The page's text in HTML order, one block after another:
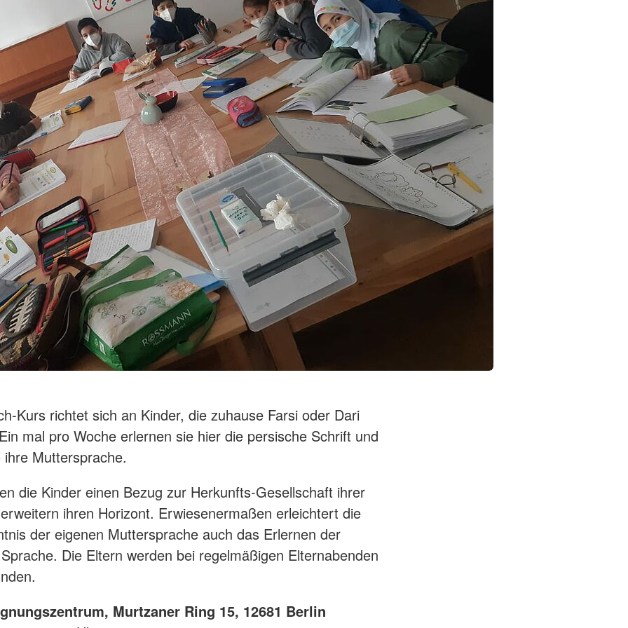
Kurs richtet sich an Kinder, die zuhause Farsi oder Dari
mal pro Woche erlernen sie hier die persische Schrift und
Muttersprache.
die Kinder einen Bezug zur Herkunfts-Gesellschaft ihrer
ihren Horizont. Erwiesenermaßen erleichtert die
der eigenen Muttersprache auch das Erlernen der
Die Eltern werden bei regelmäßigen Elternabenden
Murtzaner Ring 15, 12681 Berlin